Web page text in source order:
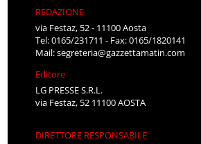
REDAZIONE
via Festaz, 52 - 11100 Aosta
Tel: 0165/231711 - Fax: 0165/1820141
Mail:segreteria@gazzettamatin.com
Editore
LG PRESSE S.R.L.
via Festaz, 52 11100 AOSTA
DIRETTORE RESPONSABILE